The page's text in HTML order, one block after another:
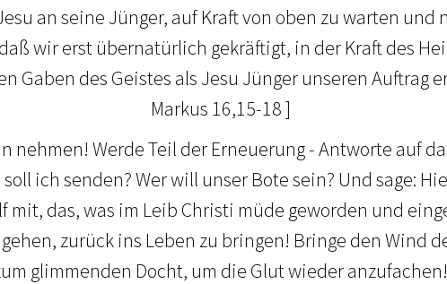
an seine Jünger, auf Kraft von oben zu warten und
wir erst übernatürlich gekräftigt, in der Kraft des
Gaben des Geistes als Jesu Jünger unseren Auftrag
Markus 16,15-18 ]
nehmen! Werde Teil der Erneuerung - Antworte auf
ich senden? Wer will unser Bote sein? Und sage:
mit, das, was im Leib Christi müde geworden und
zurück ins Leben zu bringen! Bringe den Wind
glimmenden Docht, um die Glut wieder anzufachen!